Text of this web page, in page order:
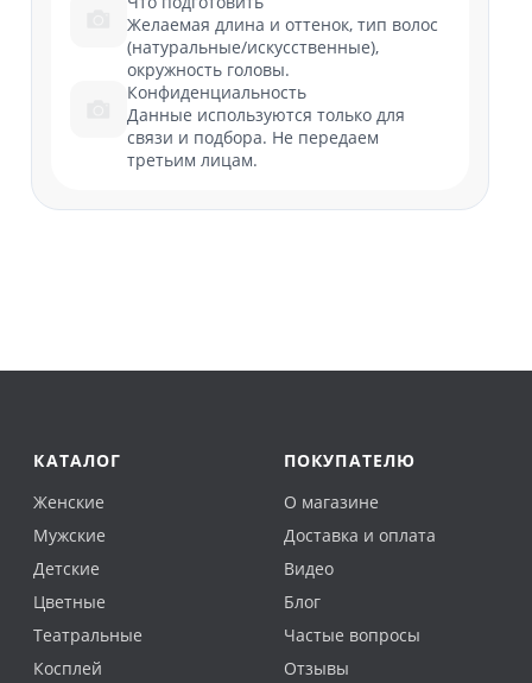
Желаемая длина и оттенок, тип волос
(натуральные/искусственные),
окружность головы.
Конфиденциальность
Данные используются только для
связи и подбора. Не передаем
третьим лицам.
КАТАЛОГ
Женские
Мужские
Детские
Цветные
Театральные
Косплей
ПОКУПАТЕЛЮ
О магазине
Доставка и оплата
Видео
Блог
Частые вопросы
Отзывы